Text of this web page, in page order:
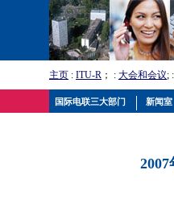
主页 : ITU-R ； : 大会和会议; :
国际电联三大部门 新闻室